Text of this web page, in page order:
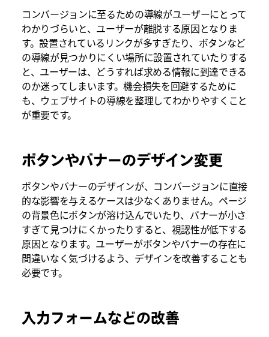
コンバージョンに至るための導線がユーザーにとって
わかりづらいと、ユーザーが離脱する原因となりま
す。設置されているリンクが多すぎたり、ボタンなど
の導線が見つかりにくい場所に設置されていたりする
と、ユーザーは、どうすれば求める情報に到達できる
のか迷ってしまいます。機会損失を回避するために
も、ウェブサイトの導線を整理してわかりやすくこと
が重要です。
ボタンやバナーのデザイン変更
ボタンやバナーのデザインが、コンバージョンに直接
的な影響を与えるケースは少なくありません。ページ
の背景色にボタンが溶け込んでいたり、バナーが小さ
すぎて見つけにくかったりすると、視認性が低下する
原因となります。ユーザーがボタンやバナーの存在に
間違いなく気づけるよう、デザインを改善することも
必要です。
入力フォームなどの改善